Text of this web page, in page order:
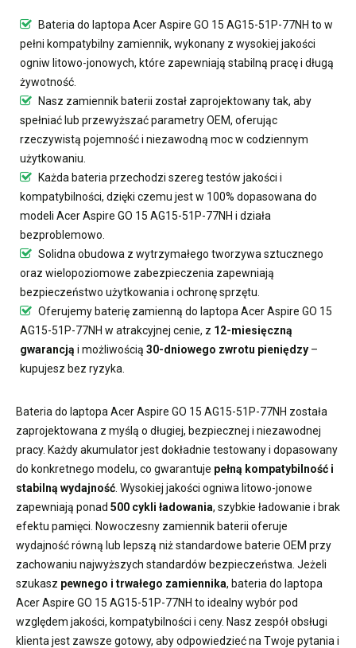
Bateria do laptopa Acer Aspire GO 15 AG15-51P-77NH to w
pełni kompatybilny zamiennik, wykonany z wysokiej jakości
ogniw litowo-jonowych, które zapewniają stabilną pracę i długą
żywotność.
Nasz zamiennik baterii został zaprojektowany tak, aby
spełniać lub przewyższać parametry OEM, oferując
rzeczywistą pojemność i niezawodną moc w codziennym
użytkowaniu.
Każda bateria przechodzi szereg testów jakości i
kompatybilności, dzięki czemu jest w 100% dopasowana do
modeli Acer Aspire GO 15 AG15-51P-77NH i działa
bezproblemowo.
Solidna obudowa z wytrzymałego tworzywa sztucznego
oraz wielopoziomowe zabezpieczenia zapewniają
bezpieczeństwo użytkowania i ochronę sprzętu.
Oferujemybaterię zamienną do laptopa Acer Aspire GO 15
AG15-51P-77NH w atrakcyjnej cenie, z 12-miesięczną
gwarancją i możliwością 30-dniowego zwrotu pieniędzy –
kupujesz bez ryzyka.
Bateria do laptopa Acer Aspire GO 15 AG15-51P-77NH została
zaprojektowana z myślą o długiej, bezpiecznej i niezawodnej
pracy. Każdy akumulator jest dokładnie testowany i dopasowany
do konkretnego modelu, co gwarantuje pełną kompatybilność i
stabilną wydajność . Wysokiej jakości ogniwa litowo-jonowe
zapewniają ponad 500 cykli ładowania, szybkie ładowanie i brak
efektu pamięci. Nowoczesny zamiennik baterii oferuje
wydajność równą lub lepszą niż standardowe baterie OEM przy
zachowaniu najwyższych standardów bezpieczeństwa. Jeżeli
szukasz pewnego i trwałego zamiennika, bateria do laptopa
Acer Aspire GO 15 AG15-51P-77NH to idealny wybór pod
względem jakości, kompatybilności i ceny. Nasz zespół obsługi
klienta jest zawsze gotowy, aby odpowiedzieć na Twoje pytania i